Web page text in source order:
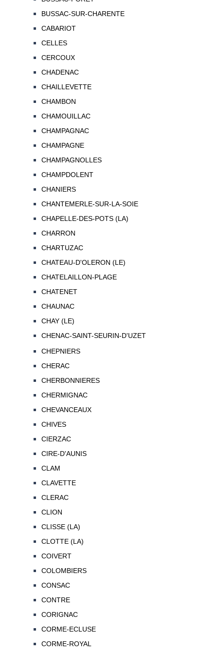
BUSSAC-SUR-CHARENTE
CABARIOT
CELLES
CERCOUX
CHADENAC
CHAILLEVETTE
CHAMBON
CHAMOUILLAC
CHAMPAGNAC
CHAMPAGNE
CHAMPAGNOLLES
CHAMPDOLENT
CHANIERS
CHANTEMERLE-SUR-LA-SOIE
CHAPELLE-DES-POTS (LA)
CHARRON
CHARTUZAC
CHATEAU-D'OLERON (LE)
CHATELAILLON-PLAGE
CHATENET
CHAUNAC
CHAY (LE)
CHENAC-SAINT-SEURIN-D'UZET
CHEPNIERS
CHERAC
CHERBONNIERES
CHERMIGNAC
CHEVANCEAUX
CHIVES
CIERZAC
CIRE-D'AUNIS
CLAM
CLAVETTE
CLERAC
CLION
CLISSE (LA)
CLOTTE (LA)
COIVERT
COLOMBIERS
CONSAC
CONTRE
CORIGNAC
CORME-ECLUSE
CORME-ROYAL